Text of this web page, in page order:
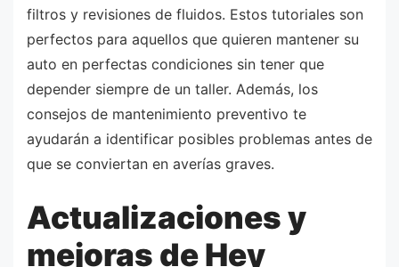
filtros y revisiones de fluidos. Estos tutoriales son
perfectos para aquellos que quieren mantener su
auto en perfectas condiciones sin tener que
depender siempre de un taller. Además, los
consejos de mantenimiento preventivo te
ayudarán a identificar posibles problemas antes de
que se conviertan en averías graves.
Actualizaciones y
mejoras de Hey